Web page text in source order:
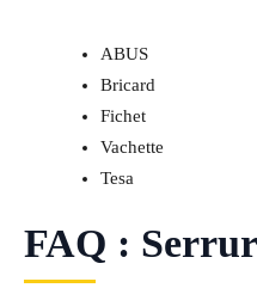
ABUS
Bricard
Fichet
Vachette
Tesa
FAQ :